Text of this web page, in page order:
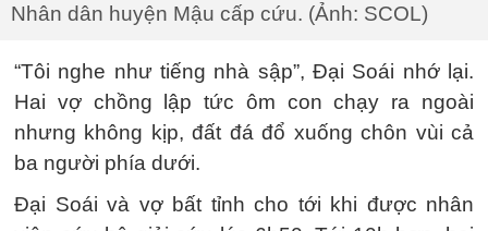
Nhân dân huyện Mậu cấp cứu. (Ảnh: SCOL)
“Tôi nghe như tiếng nhà sập”, Đại Soái nhớ lại.
Hai vợ chồng lập tức ôm con chạy ra ngoài
nhưng không kịp, đất đá đổ xuống chôn vùi cả
ba người phía dưới.
Đại Soái và vợ bất tỉnh cho tới khi được nhân